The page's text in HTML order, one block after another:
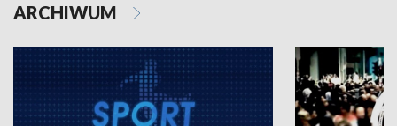
ARCHIWUM